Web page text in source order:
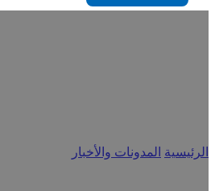
الرئيسية المدونات والأخبار